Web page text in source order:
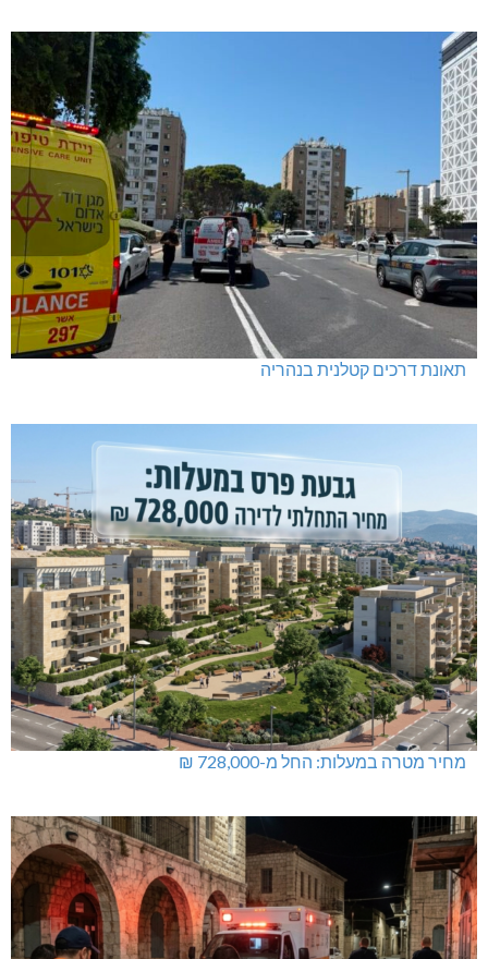
תאונת דרכים קטלנית בנהריה
מחיר מטרה במעלות: החל מ-728,000 ₪